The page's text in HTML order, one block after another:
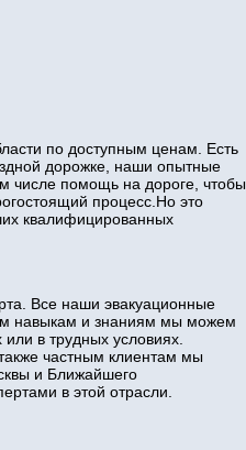
по доступным ценам. Есть
дорожке, наши опытные
числе помощь на дороге, чтобы
процесс.Но это
квалифицированных
Все наши эвакуационные
навыкам и знаниям мы можем
в трудных условиях.
частным клиентам мы
и Ближайшего
в этой отрасли.